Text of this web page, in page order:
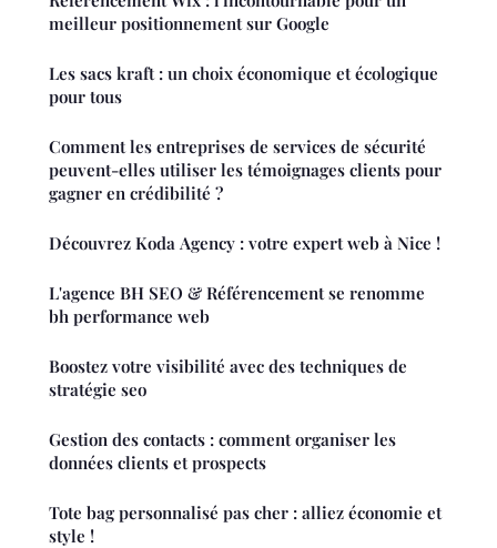
meilleur positionnement sur Google
Les sacs kraft : un choix économique et écologique
pour tous
Comment les entreprises de services de sécurité
peuvent-elles utiliser les témoignages clients pour
gagner en crédibilité ?
Découvrez Koda Agency : votre expert web à Nice !
L'agence BH SEO & Référencement se renomme
bh performance web
Boostez votre visibilité avec des techniques de
stratégie seo
Gestion des contacts : comment organiser les
données clients et prospects
Tote bag personnalisé pas cher : alliez économie et
style !